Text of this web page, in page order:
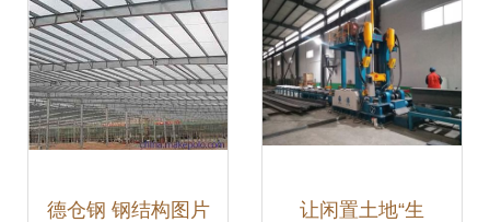
德仓钢 钢结构图片 让闲置土地“生